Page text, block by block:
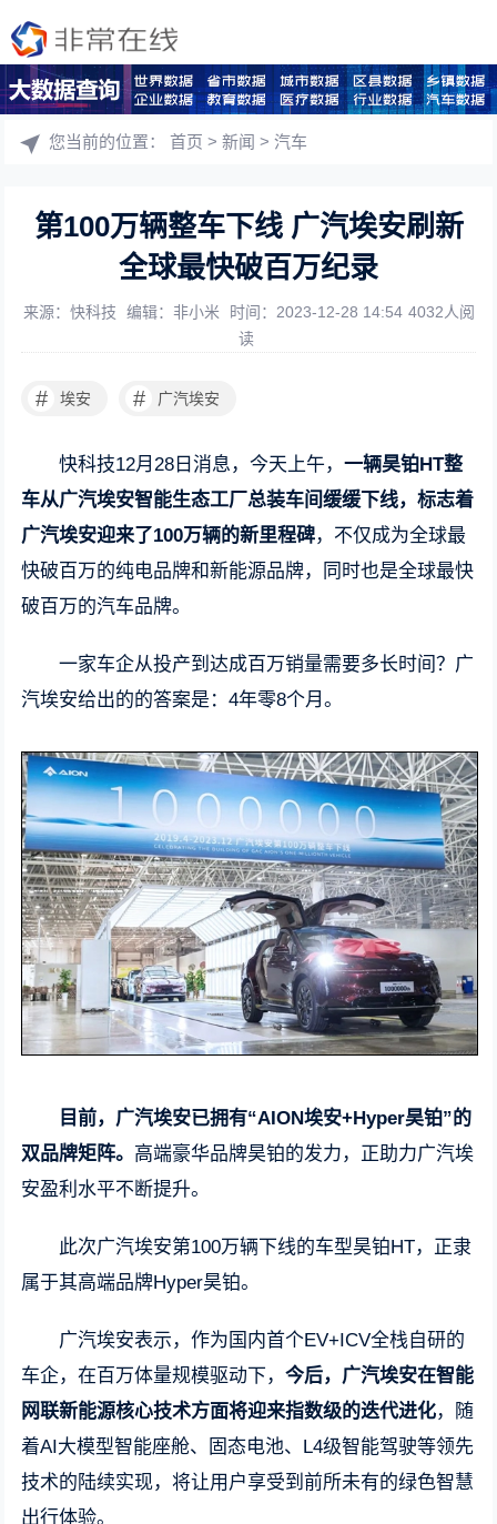
您当前的位置：首页 >新闻 >汽车
第100万辆整车下线 广汽埃安刷新
全球最快破百万纪录
来源：快科技 编辑：非小米 时间：2023-12-28 14:54 4032人阅
读
# 埃安 # 广汽埃安
快科技12月28日消息，今天上午，一辆昊铂HT整
车从广汽埃安智能生态工厂总装车间缓缓下线，标志着
广汽埃安迎来了100万辆的新里程碑，不仅成为全球最
快破百万的纯电品牌和新能源品牌，同时也是全球最快
破百万的汽车品牌。
一家车企从投产到达成百万销量需要多长时间？广
汽埃安给出的的答案是：4年零8个月。
目前，广汽埃安已拥有“AION埃安+Hyper昊铂”的
双品牌矩阵。 高端豪华品牌昊铂的发力，正助力广汽埃
安盈利水平不断提升。
此次广汽埃安第100万辆下线的车型昊铂HT，正隶
属于其高端品牌Hyper昊铂。
广汽埃安表示，作为国内首个EV+ICV全栈自研的
车企，在百万体量规模驱动下，今后，广汽埃安在智能
网联新能源核心技术方面将迎来指数级的迭代进化，随
着AI大模型智能座舱、固态电池、L4级智能驾驶等领先
技术的陆续实现，将让用户享受到前所未有的绿色智慧
出行体验。